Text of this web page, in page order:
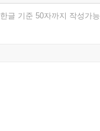
한글 기준 50자까지 작성가능